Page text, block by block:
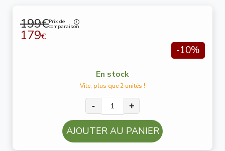
199€Prix de
comparaison
179€
-10%
En stock
Vite, plus que 2 unités !
- +
AJOUTER AU PANIER